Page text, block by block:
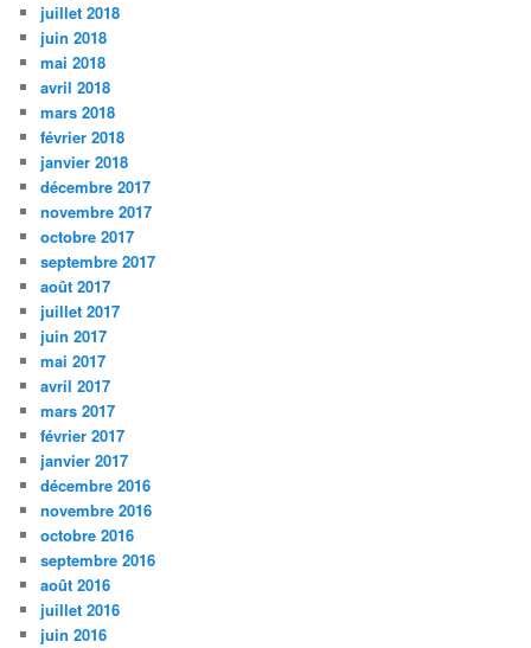
juillet 2018
juin 2018
mai 2018
avril 2018
mars 2018
février 2018
janvier 2018
décembre 2017
novembre 2017
octobre 2017
septembre 2017
août 2017
juillet 2017
juin 2017
mai 2017
avril 2017
mars 2017
février 2017
janvier 2017
décembre 2016
novembre 2016
octobre 2016
septembre 2016
août 2016
juillet 2016
juin 2016